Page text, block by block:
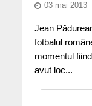
03 mai 2013
Jean
fotbalul
momentul
avut loc...